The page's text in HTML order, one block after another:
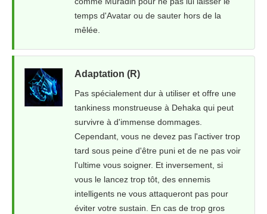
temps d'Avatar ou de sauter hors de la
mêlée.
Adaptation (R)
Pas spécialement dur à utiliser et offre une
tankiness monstrueuse à Dehaka qui peut
survivre à d'immense dommages.
Cependant, vous ne devez pas l'activer trop
tard sous peine d'être puni et de ne pas voir
l'ultime vous soigner. Et inversement, si
vous le lancez trop tôt, des ennemis
intelligents ne vous attaqueront pas pour
éviter votre sustain. En cas de trop gros